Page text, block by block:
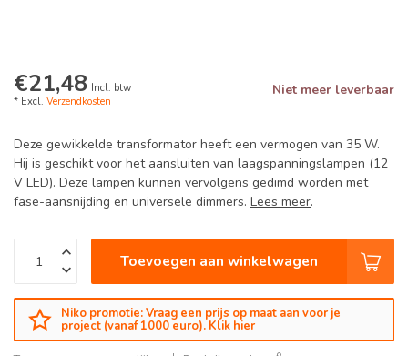
€21,48 Incl. btw
* Excl. Verzendkosten
Niet meer leverbaar
Deze gewikkelde transformator heeft een vermogen van 35 W.
Hij is geschikt voor het aansluiten van laagspanningslampen (12
V LED). Deze lampen kunnen vervolgens gedimd worden met
fase-aansnijding en universele dimmers. Lees meer.
Toevoegen aan winkelwagen
Niko promotie: Vraag een prijs op maat aan voor je
project (vanaf 1000 euro). Klik hier